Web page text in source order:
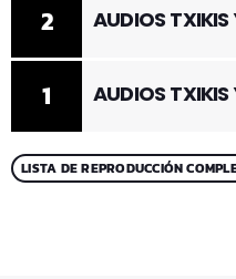
1 AUDIOS TXIKIS
2 AUDIOS
LISTA DE REPRODUCCIÓN